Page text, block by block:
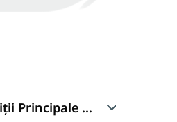
Principale de Loc